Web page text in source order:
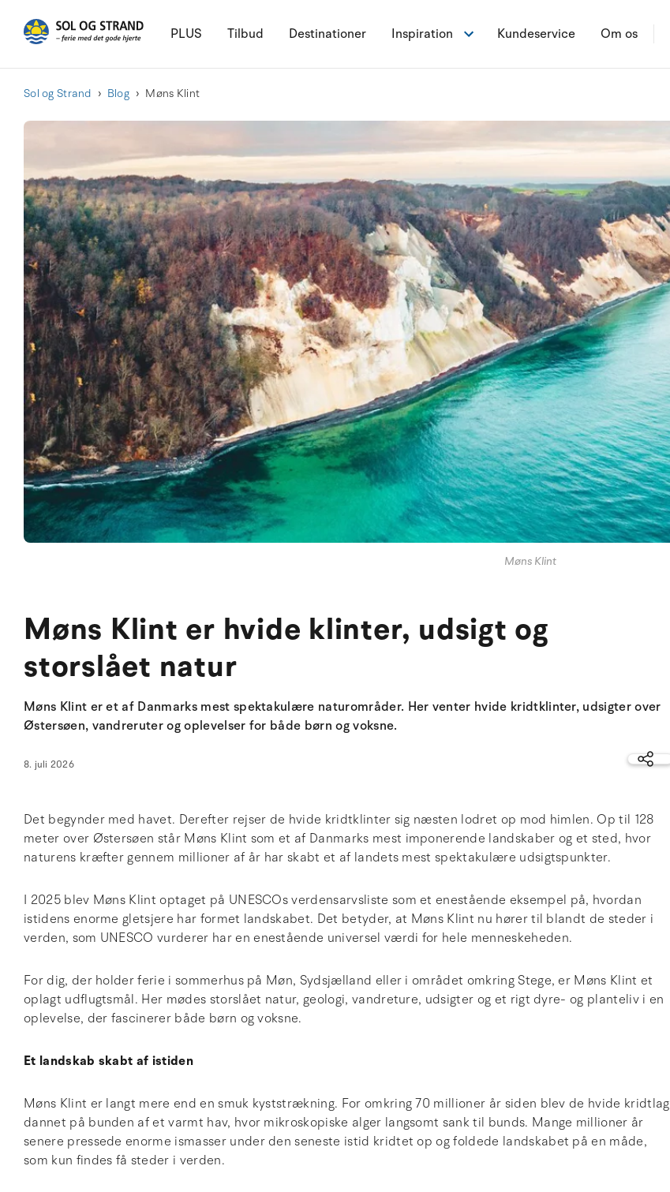
PLUS Tilbud Destinationer Inspiration Kundeservice Om os
Sol og Strand Blog Møns Klint
Møns Klint
Møns Klint er hvide klinter, udsigt og
storslået natur
Møns Klint er et af Danmarks mest spektakulære naturområder. Her venter hvide kridtklinter, udsigter over
Østersøen, vandreruter og oplevelser for både børn og voksne.
8. juli 2026
Det begynder med havet. Derefter rejser de hvide kridtklinter sig næsten lodret op mod himlen. Op til 128
meter over Østersøen står Møns Klint som et af Danmarks mest imponerende landskaber og et sted, hvor
naturens kræfter gennem millioner af år har skabt et af landets mest spektakulære udsigtspunkter.
I 2025 blev Møns Klint optaget på UNESCOs verdensarvsliste som et enestående eksempel på, hvordan
istidens enorme gletsjere har formet landskabet. Det betyder, at Møns Klint nu hører til blandt de steder i
verden, som UNESCO vurderer har en enestående universel værdi for hele menneskeheden.
For dig, der holder ferie i sommerhus på Møn, Sydsjælland eller i området omkring Stege, er Møns Klint et
oplagt udflugtsmål. Her mødes storslået natur, geologi, vandreture, udsigter og et rigt dyre- og planteliv i en
oplevelse, der fascinerer både børn og voksne.
Et landskab skabt af istiden
Møns Klint er langt mere end en smuk kyststrækning. For omkring 70 millioner år siden blev de hvide kridtlag
dannet på bunden af et varmt hav, hvor mikroskopiske alger langsomt sank til bunds. Mange millioner år
senere pressede enorme ismasser under den seneste istid kridtet op og foldede landskabet på en måde,
som kun findes få steder i verden.